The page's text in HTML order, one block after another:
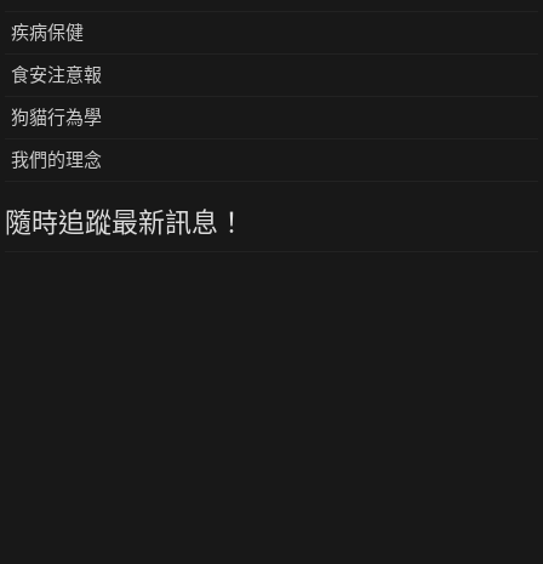
疾病保健
食安注意報
狗貓行為學
我們的理念
隨時追蹤最新訊息！